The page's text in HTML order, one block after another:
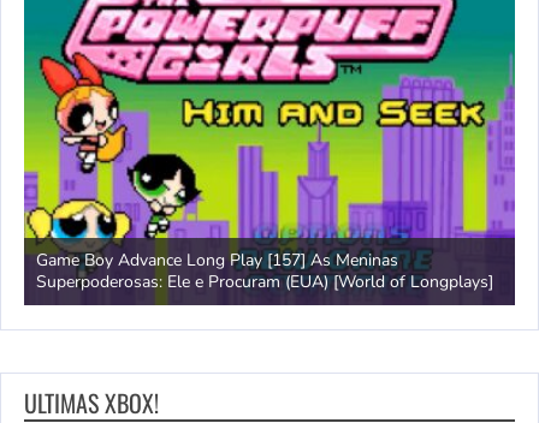
Game Boy Advance Long Play [157] As Meninas
Superpoderosas: Ele e Procuram (EUA) [World of Longplays]
ULTIMAS XBOX!